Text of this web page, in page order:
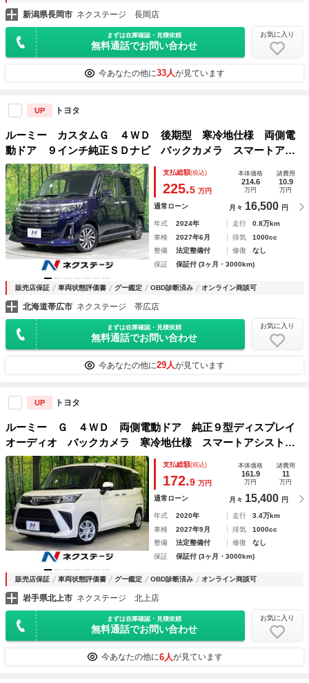
新潟県長岡市 ネクステージ 長岡店
まずは在庫確認・見積依頼
無料通話でお問い合わせ
お気に入り
今あなたの他に33人が見ています
UP トヨタ
ルーミー カスタムＧ ４ＷＤ 後期型 寒冷地仕様 両側電
動ドア ９インチ純正ＳＤナビ バックカメラ スマートアシ
スト レーダークルーズ 禁煙車 シートヒーター コーナー
センサー スマートキー ＬＥＤヘッド ビルドインＥＴＣ
支払総額(税込)
225.5 万円
本体価格
214.6
万円
諸費用
10.9
万円
通常ローン 月々 16,500 円
年式 2024年 走行
0.8万km
車検
2027年6月 排気
1000cc
整備
法定整備付 修復
なし
保証
保証付 (3ヶ月・3000km)
販売店保証 車両状態評価書 グー鑑定 OBD診断済み オンライン商談可
北海道帯広市 ネクステージ 帯広店
まずは在庫確認・見積依頼
無料通話でお問い合わせ
お気に入り
今あなたの他に29人が見ています
UP トヨタ
ルーミー Ｇ ４ＷＤ 両側電動ドア 純正９型ディスプレイ
オーディオ バックカメラ 寒冷地仕様 スマートアシスト
禁煙車 コーナーセンサー スマートキー ＬＥＤヘッド ビ
ルトインＥＴＣ 純正１４インチアルミ
支払総額(税込)
172.9 万円
本体価格
161.9
万円
諸費用
11
万円
通常ローン 月々 15,400 円
年式 2020年 走行
3.4万km
車検
2027年9月 排気
1000cc
整備
法定整備付 修復
なし
保証
保証付 (3ヶ月・3000km)
販売店保証 車両状態評価書 グー鑑定 OBD診断済み オンライン商談可
岩手県北上市 ネクステージ 北上店
まずは在庫確認・見積依頼
無料通話でお問い合わせ
お気に入り
今あなたの他に6人が見ています